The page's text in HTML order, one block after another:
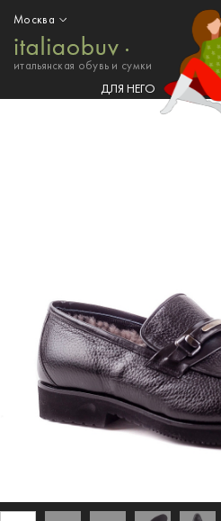
итальянская обувь и сумки
Москва
ДЛЯ НЕГО